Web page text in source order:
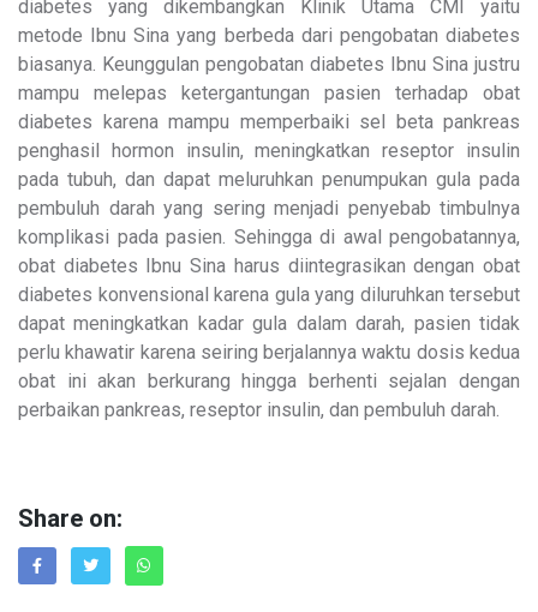
diabetes yang dikembangkan Klinik Utama CMI yaitu
metode Ibnu Sina yang berbeda dari pengobatan diabetes
biasanya. Keunggulan pengobatan diabetes Ibnu Sina justru
mampu melepas ketergantungan pasien terhadap obat
diabetes karena mampu memperbaiki sel beta pankreas
penghasil hormon insulin, meningkatkan reseptor insulin
pada tubuh, dan dapat meluruhkan penumpukan gula pada
pembuluh darah yang sering menjadi penyebab timbulnya
komplikasi pada pasien. Sehingga di awal pengobatannya,
obat diabetes Ibnu Sina harus diintegrasikan dengan obat
diabetes konvensional karena gula yang diluruhkan tersebut
dapat meningkatkan kadar gula dalam darah, pasien tidak
perlu khawatir karena seiring berjalannya waktu dosis kedua
obat ini akan berkurang hingga berhenti sejalan dengan
perbaikan pankreas, reseptor insulin, dan pembuluh darah.
Share on: